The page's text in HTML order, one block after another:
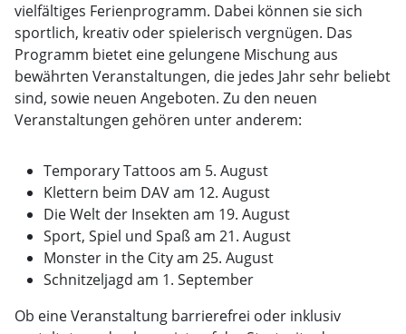
vielfältiges Ferienprogramm. Dabei können sie sich
sportlich, kreativ oder spielerisch vergnügen. Das
Programm bietet eine gelungene Mischung aus
bewährten Veranstaltungen, die jedes Jahr sehr beliebt
sind, sowie neuen Angeboten. Zu den neuen
Veranstaltungen gehören unter anderem:
Temporary Tattoos am 5. August
Klettern beim DAV am 12. August
Die Welt der Insekten am 19. August
Sport, Spiel und Spaß am 21. August
Monster in the City am 25. August
Schnitzeljagd am 1. September
Ob eine Veranstaltung barrierefrei oder inklusiv